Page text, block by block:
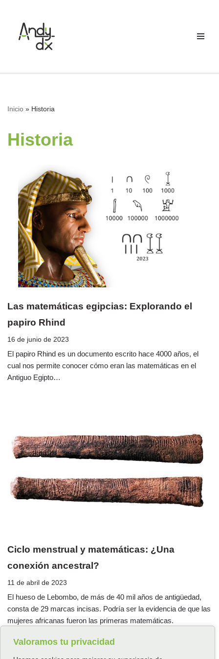
Valoramos tu privacidad
Saltar
contenido
Inicio » Historia
Historia
Las matemáticas egipcias: Explorando el
papiro Rhind
16 de junio de 2023
El papiro Rhind es un documento escrito hace 4000 años, el
cual nos permite conocer cómo eran las matemáticas en el
Antiguo Egipto…
Ciclo menstrual y matemáticas: ¿Una
conexión ancestral?
11 de abril de 2023
El hueso de Lebombo, de más de 40 mil años de antigüedad,
consta de 29 marcas incisas. Podría ser la evidencia de que las
mujeres africanas fueron las primeras matemáticas.